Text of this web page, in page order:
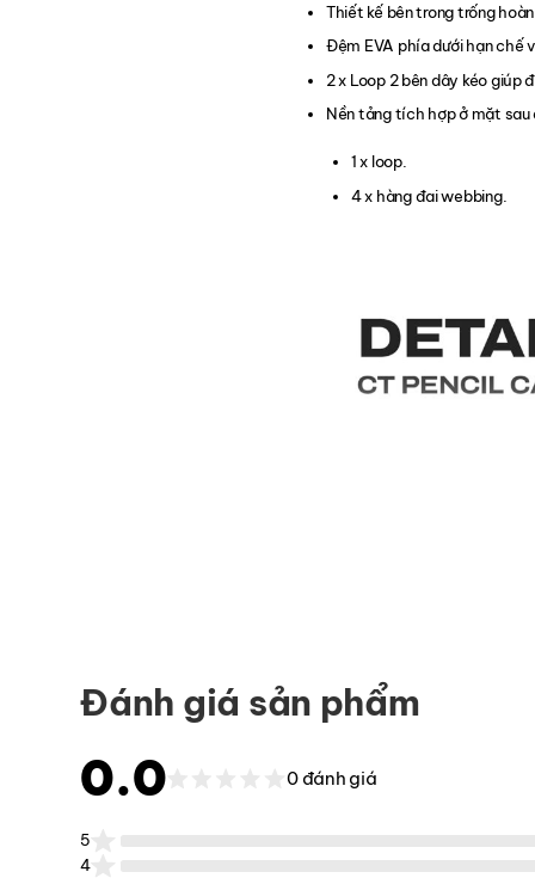
Thiết kế bên trong trống
Đệm EVA phía dưới hạn chế
2 x Loop 2 bên dây kéo giúp
Nền tảng tích hợp ở mặt
1 x loop.
4 x hàng đai webbing.
Đánh giá sản phẩm
0.0 0 đánh giá
5
4